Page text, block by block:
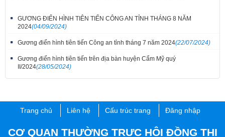
GƯƠNG ĐIỂN HÌNH TIÊN TIẾN CÔNG AN TỈNH THÁNG 8 NĂM
2024(04/09/2024)
Gương điển hình tiên tiến Công an tỉnh tháng 7 năm 2024(22/07/2024)
Gương điển hình tiên tiến trên địa bàn huyện Cẩm Mỹ quý
II/2024(28/05/2024)
Trang chủ Liên hệ Cấu trúc trang Đăng nhập
CƠ QUAN THƯỜNG TRỰC HỘI ĐỒNG THI